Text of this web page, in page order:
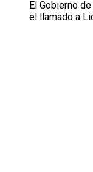
El Gobierno
el llamado a